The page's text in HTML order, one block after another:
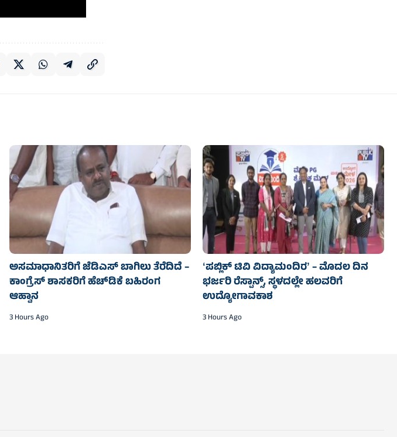
ಅಸಮಾಧಾನಿತರಿಗೆ ಜೆಡಿಎಸ್‌‍ ಬಾಗಿಲು ತೆರೆದಿದೆ –
ಕಾಂಗ್ರೆಸ್‌‍ ಶಾಸಕರಿಗೆ ಹೆಚ್‌ಡಿಕೆ ಬಹಿರಂಗ
ಆಹ್ವಾನ
3 Hours Ago
ʻಪಬ್ಲಿಕ್‌ ಟಿವಿ ವಿದ್ಯಾಮಂದಿರʼ – ಮೊದಲ ದಿನ
ಭರ್ಜರಿ ರೆಸ್ಪಾನ್ಸ್‌, ಸ್ಥಳದಲ್ಲೇ ಹಲವರಿಗೆ
ಉದ್ಯೋಗಾವಕಾಶ
3 Hours Ago